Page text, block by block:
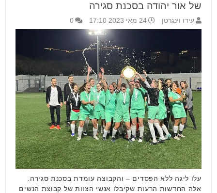
של אור יהודה בסכנת סגירה
עידו וינגרטן 24 מאי 2023 17:10 0
עלו ליגה ללא הפסדים – והקבוצה עומדת בסכנת סגירה.
אלה החדשות הרעות שקיבלו אנשי הצוות של קבוצת הנשים